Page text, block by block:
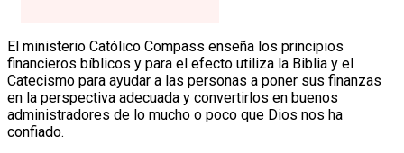
El ministerio Católico Compass enseña los principios
financieros bíblicos y para el efecto utiliza la Biblia y el
Catecismo para ayudar a las personas a poner sus finanzas
en la perspectiva adecuada y convertirlos en buenos
administradores de lo mucho o poco que Dios nos ha
confiado.